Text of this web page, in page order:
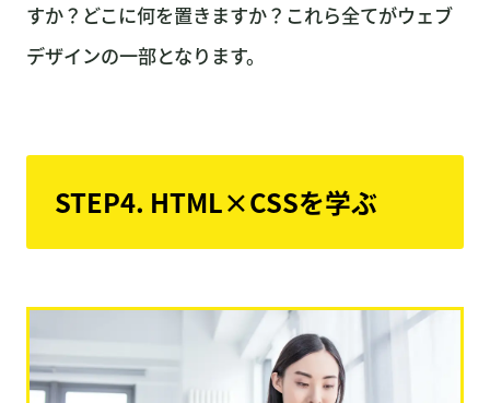
すか？どこに何を置きますか？これら全てがウェブ
デザインの一部となります。
STEP4. HTML×CSSを学ぶ